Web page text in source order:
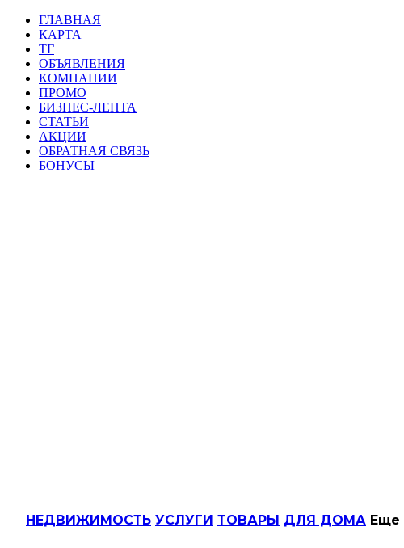
ГЛАВНАЯ
КАРТА
ТГ
ОБЪЯВЛЕНИЯ
КОМПАНИИ
ПРОМО
БИЗНЕС-ЛЕНТА
СТАТЬИ
АКЦИИ
ОБРАТНАЯ СВЯЗЬ
БОНУСЫ
НЕДВИЖИМОСТЬ УСЛУГИ ТОВАРЫ ДЛЯ ДОМА Еще